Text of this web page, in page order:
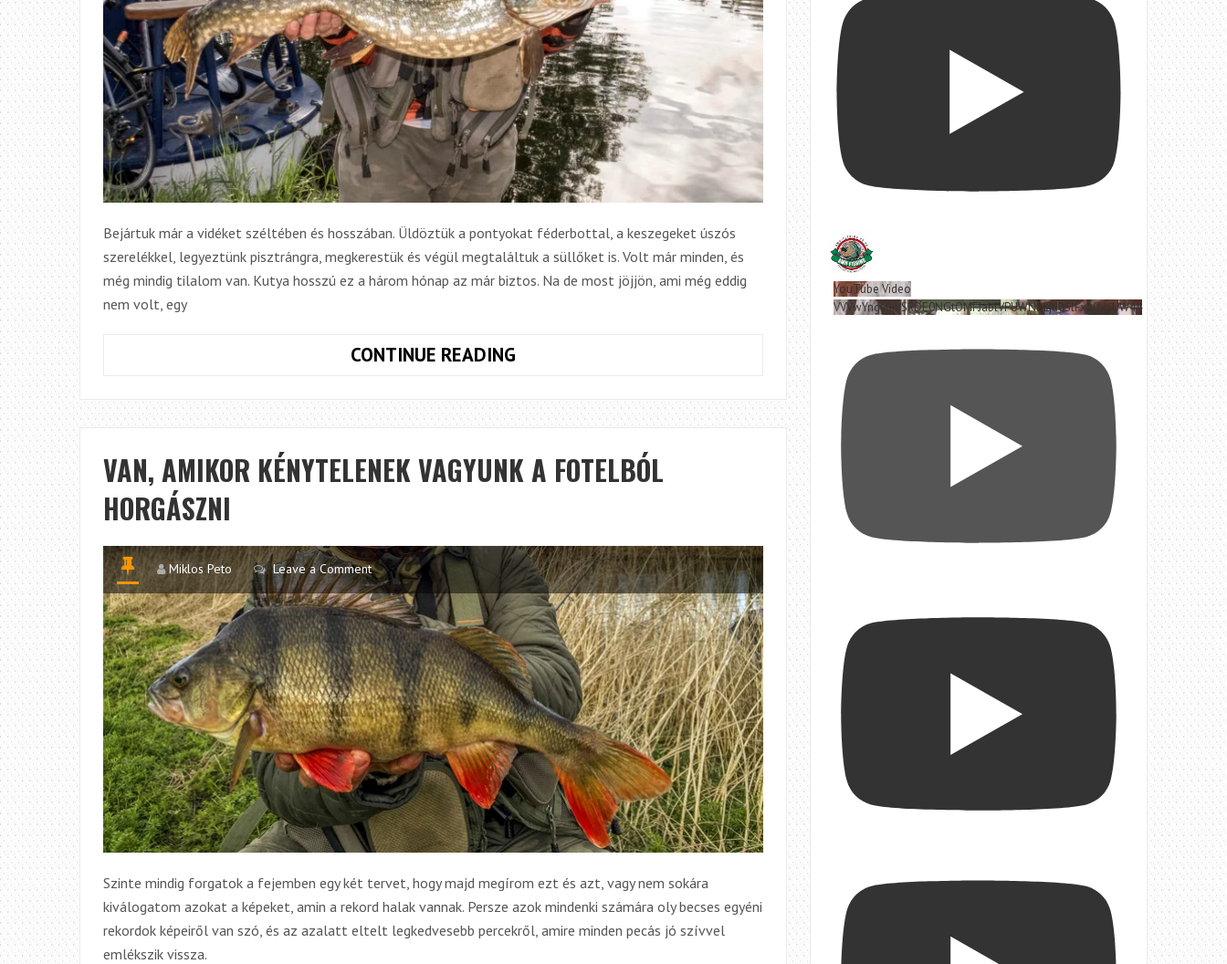
Bejártuk már a vidéket széltében és hosszában. Üldöztük a pontyokat féderbottal, a keszegeket úszós
szerelékkel, legyeztünk pisztrángra, megkerestük és végül megtaláltuk a süllőket is. Volt már minden, és
még mindig tilalom van. Kutya hosszú ez a három hónap az már biztos. Na de most jöjjön, ami még eddig
nem volt, egy
CONTINUE READINGLONDONI
CSATORNACSUKÁK
VAN, AMIKOR KÉNYTELENEK VAGYUNK A FOTELBÓL
HORGÁSZNI
Miklos Peto Leave a Comment
Szinte mindig forgatok a fejemben egy két tervet, hogy majd megírom ezt és azt, vagy nem sokára
kiválogatom azokat a képeket, amin a rekord halak vannak. Persze azok mindenki számára oly becses egyéni
rekordok képeiről van szó, és az azalatt eltelt legkedvesebb percekről, amire minden pecás jó szívvel
emlékszik vissza.
YouTube Video
VVVwYngyRjVSRDE0NGtOMFJablVPUWNBLjd0SlFxa0VoUW44